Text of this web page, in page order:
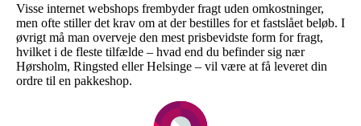
Visse internet webshops frembyder fragt uden omkostninger,
men ofte stiller det krav om at der bestilles for et fastslået beløb. I
øvrigt må man overveje den mest prisbevidste form for fragt,
hvilket i de fleste tilfælde – hvad end du befinder sig nær
Hørsholm, Ringsted eller Helsinge – vil være at få leveret din
ordre til en pakkeshop.